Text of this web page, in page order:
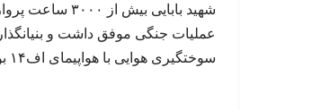
عملیات جنگی موفق داشت و بنیانگذار
سوختگیری هوایی با هواپیمای اف۱۴ بود./تسنیم